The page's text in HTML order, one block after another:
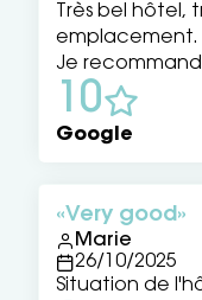
Très bel hôtel,
emplacement.
Je
10
Google
Very good
Marie
26/10/2025
Situation de